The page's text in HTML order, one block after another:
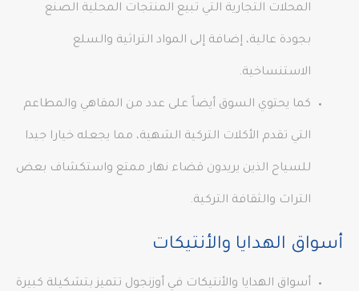
المحلات التجارية التي تبيع المنتجات المحلية الصنع
بجودة عالية، إضافة إلى المواد التراثية والسلع
الاستنساخية.
كما يحتوي السوق أيضاً على عدد من المقاهي والمطاعم
التي تقدم الأكلات التركية الشهية، مما يجعله خيارا جيدا
للسياح الذين يريدون قضاء نهار ممتع واستكشاف بعض
التراث والثقافة التركية.
أسواق الهدايا والأنتيكات
أسواق الهدايا والأنتيكات في أوزنجول تتميز بتشكيلة كبيرة